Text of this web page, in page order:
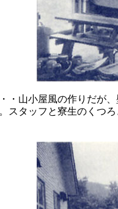
・山小屋風の作りだが
スタッフと寮生のくつ